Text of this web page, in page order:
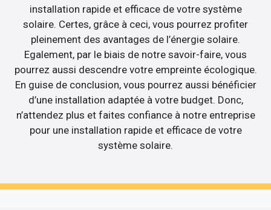
installation rapide et efficace de votre système
solaire. Certes, grâce à ceci, vous pourrez profiter
pleinement des avantages de l’énergie solaire.
Egalement, par le biais de notre savoir-faire, vous
pourrez aussi descendre votre empreinte écologique.
En guise de conclusion, vous pourrez aussi bénéficier
d’une installation adaptée à votre budget. Donc,
n’attendez plus et faites confiance à notre entreprise
pour une installation rapide et efficace de votre
système solaire.